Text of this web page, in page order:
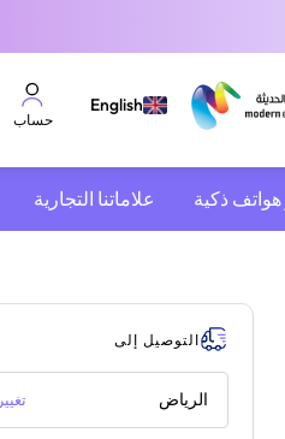
English
حساب
ذكية علاماتنا التجارية
التوصيل إلى
الرياض تغيير